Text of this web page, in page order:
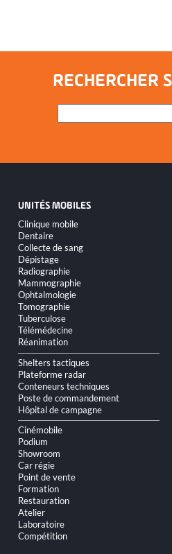
RECHERCHER
Mots-
UNITÉS MOBILES
Aller
au
contenu
Clinique mobile
Dentaire
Collecte de sang
Dépistage
Radiographie
Mammographie
Ophtalmologie
Tomographie
Tuberculose
Télémédecine
Réanimation
Shelters tactiques
Plateforme radar
Conteneurs techniques
Poste de commandement
Hôpital de campagne
Cinémobile
Podium
Showroom
Car régie
Point de vente
Formation
Restauration
Atelier
Laboratoire
Compétition